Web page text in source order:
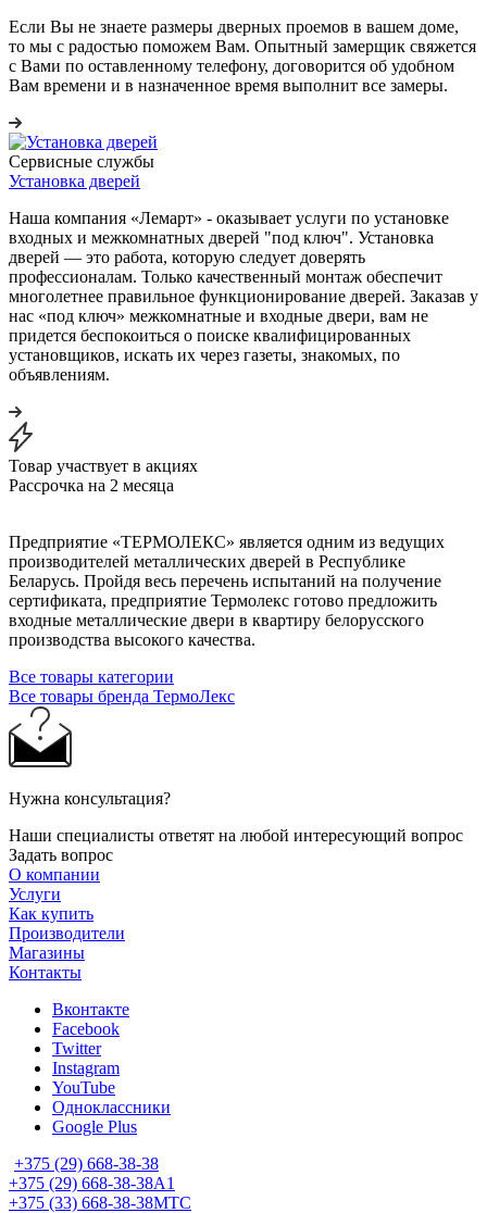
Если Вы не знаете размеры дверных проемов в вашем доме,
то мы с радостью поможем Вам. Опытный замерщик свяжется
с Вами по оставленному телефону, договорится об удобном
Вам времени и в назначенное время выполнит все замеры.
Сервисные службы
Установка дверей
Наша компания «Лемарт» - оказывает услуги по установке
входных и межкомнатных дверей "под ключ". Установка
дверей — это работа, которую следует доверять
профессионалам. Только качественный монтаж обеспечит
многолетнее правильное функционирование дверей. Заказав у
нас «под ключ» межкомнатные и входные двери, вам не
придется беспокоиться о поиске квалифицированных
установщиков, искать их через газеты, знакомых, по
объявлениям.
Товар участвует в акциях
Рассрочка на 2 месяца
Предприятие «ТЕРМОЛЕКС» является одним из ведущих
производителей металлических дверей в Республике
Беларусь. Пройдя весь перечень испытаний на получение
сертификата, предприятие Термолекс готово предложить
входные металлические двери в квартиру белорусского
производства высокого качества.
Все товары категории
Все товары бренда ТермоЛекс
Нужна консультация?
Наши специалисты ответят на любой интересующий вопрос
Задать вопрос
О компании
Услуги
Как купить
Производители
Магазины
Контакты
Вконтакте
Facebook
Twitter
Instagram
YouTube
Одноклассники
Google Plus
+375 (29) 668-38-38
+375 (29) 668-38-38A1
+375 (33) 668-38-38МТС